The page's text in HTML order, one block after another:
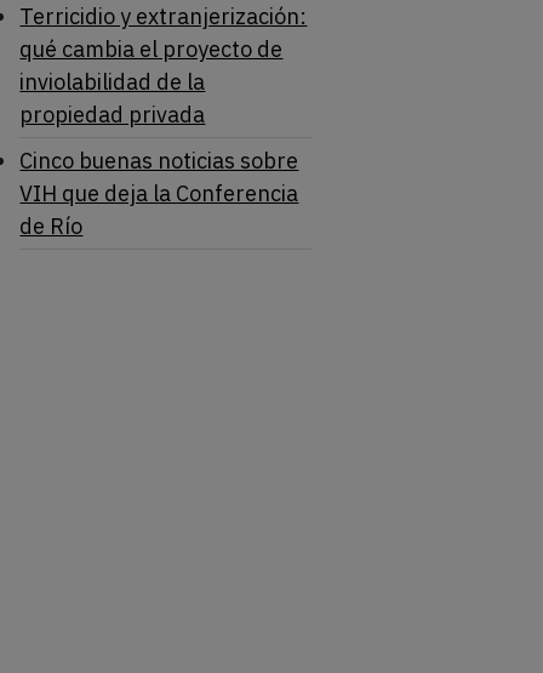
Terricidio y extranjerización:
qué cambia el proyecto de
inviolabilidad de la
propiedad privada
Cinco buenas noticias sobre
VIH que deja la Conferencia
de Río